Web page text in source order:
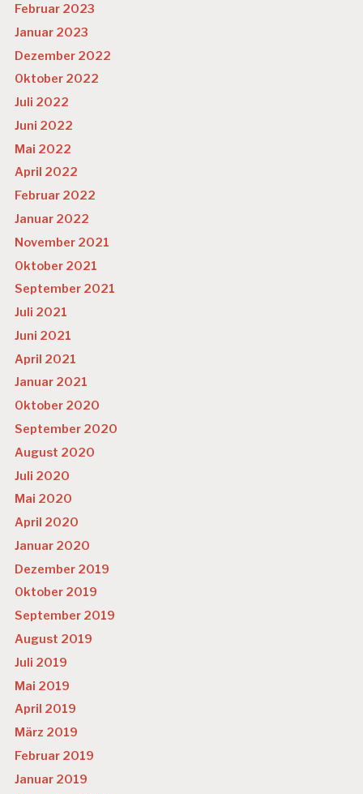
Februar 2023
Januar 2023
Dezember 2022
Oktober 2022
Juli 2022
Juni 2022
Mai 2022
April 2022
Februar 2022
Januar 2022
November 2021
Oktober 2021
September 2021
Juli 2021
Juni 2021
April 2021
Januar 2021
Oktober 2020
September 2020
August 2020
Juli 2020
Mai 2020
April 2020
Januar 2020
Dezember 2019
Oktober 2019
September 2019
August 2019
Juli 2019
Mai 2019
April 2019
März 2019
Februar 2019
Januar 2019